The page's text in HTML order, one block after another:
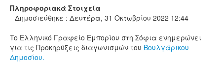
Πληροφοριακά Στοιχεία
Δημοσιεύθηκε : Δευτέρα, 31 Οκτωβρίου 2022 12:44
To Ελληνικό Γραφείο Εμπορίου στη Σόφια ενημερώνει
για τις Προκηρύξεις διαγωνισμών του Βουλγάρικου
Δημοσίου.